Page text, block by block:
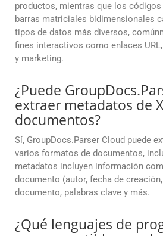
productos, mientras que los
barras matriciales bidimensionales
tipos de datos más diversos,
fines interactivos como enlaces
y marketing.
¿Puede
extraer metadatos de
documentos?
Sí, GroupDocs.Parser Cloud puede
varios formatos de documentos,
metadatos incluyen información
documento (autor, fecha de
documento, palabras clave y más.
¿Qué lenguajes de